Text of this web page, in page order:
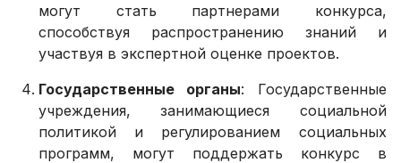
могут стать партнерами конкурса,
способствуя распространению знаний и
участвуя в экспертной оценке проектов.
Государственные органы: Государственные
учреждения, занимающиеся социальной
политикой и регулированием социальных
программ, могут поддержать конкурс в